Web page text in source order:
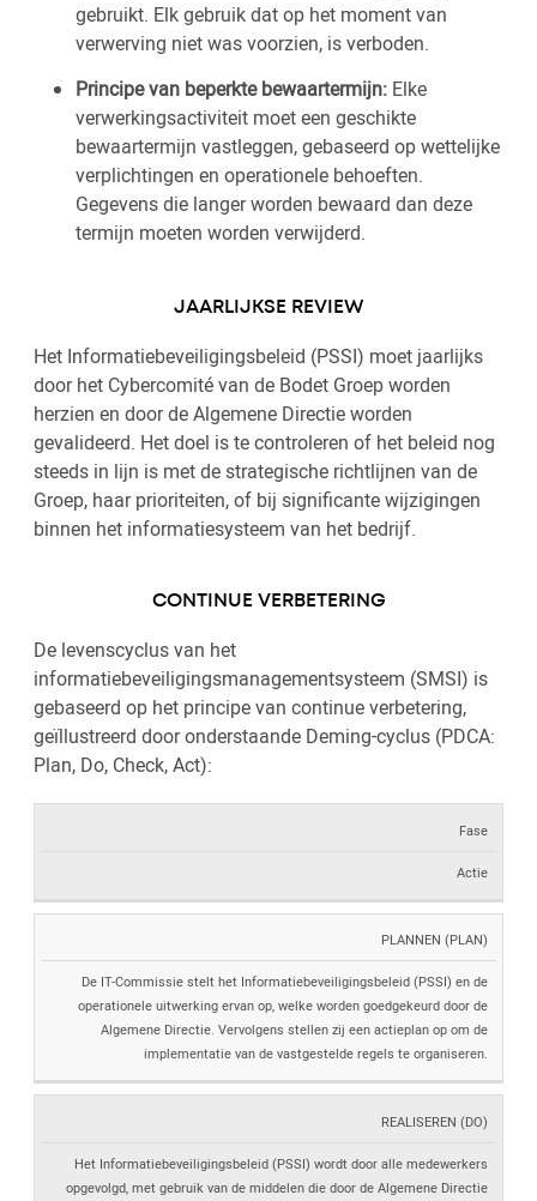
gebruikt. Elk gebruik dat op het moment van
verwerving niet was voorzien, is verboden.
Principe van beperkte bewaartermijn: Elke
verwerkingsactiviteit moet een geschikte
bewaartermijn vastleggen, gebaseerd op wettelijke
verplichtingen en operationele behoeften.
Gegevens die langer worden bewaard dan deze
termijn moeten worden verwijderd.
JAARLIJKSE REVIEW
Het Informatiebeveiligingsbeleid (PSSI) moet jaarlijks
door het Cybercomité van de Bodet Groep worden
herzien en door de Algemene Directie worden
gevalideerd. Het doel is te controleren of het beleid nog
steeds in lijn is met de strategische richtlijnen van de
Groep, haar prioriteiten, of bij significante wijzigingen
binnen het informatiesysteem van het bedrijf.
CONTINUE VERBETERING
De levenscyclus van het
informatiebeveiligingsmanagementsysteem (SMSI) is
gebaseerd op het principe van continue verbetering,
geïllustreerd door onderstaande Deming-cyclus (PDCA:
Plan, Do, Check, Act):
Fase
Actie
PLANNEN (PLAN)
De IT-Commissie stelt het Informatiebeveiligingsbeleid (PSSI) en de
operationele uitwerking ervan op, welke worden goedgekeurd door de
Algemene Directie. Vervolgens stellen zij een actieplan op om de
implementatie van de vastgestelde regels te organiseren.
REALISEREN (DO)
Het Informatiebeveiligingsbeleid (PSSI) wordt door alle medewerkers
opgevolgd, met gebruik van de middelen die door de Algemene Directie